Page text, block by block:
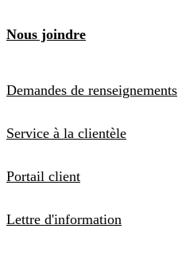
Nous joindre
Demandes de renseignements
Service à la clientèle
Portail client
Lettre d'information